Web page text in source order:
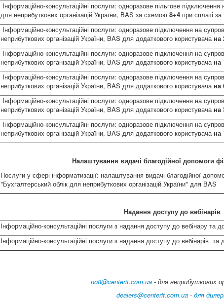
Інформаційно-консультаційні послуги: одноразове пільгове підключення
для неприбуткових організацій України, BAS за схемою 8+4 при сплаті
Інформаційно-консультаційні послуги: одноразове підключення на
неприбуткових організацій України, BAS для додаткового користувача на
Інформаційно-консультаційні послуги: одноразове підключення на
неприбуткових організацій України, BAS для додаткового користувача на
Інформаційно-консультаційні послуги: одноразове підключення на
неприбуткових організацій України, BAS для додаткового користувача на
Інформаційно-консультаційні послуги: одноразове підключення на
неприбуткових організацій України, BAS для додаткового користувача на
Інформаційно-консультаційні послуги: одноразове підключення на
неприбуткових організацій України, BAS для додаткового користувача на
Налаштування видачі благодійної допомоги
Послуги у сфері інформатизації: налаштування видачі благодійної
"Бухгалтерський облік для неприбуткових організацій України" для BAS
Надання доступу до вебінарів
Інформаційно-консультаційні послуги з надання доступу до вебінару та
Інформаційно-консультаційні послуги з надання доступу до вебінарів та
no8@centerit.com.ua - для неприбуткових
dealers@centerit.com.ua- для